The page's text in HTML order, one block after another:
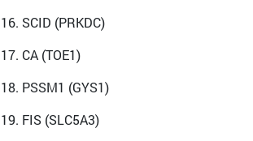
16. SCID (PRKDC)
17. CA (TOE1)
18. PSSM1 (GYS1)
19. FIS (SLC5A3)